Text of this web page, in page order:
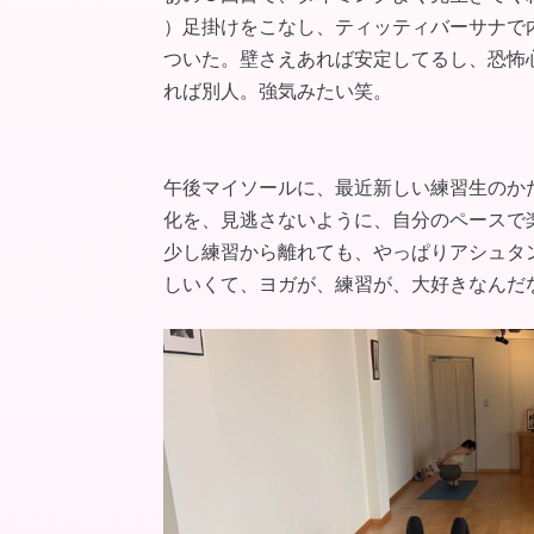
）足掛けをこなし、ティッティバーサナ
ついた。壁さえあれば安定してるし、恐
れば別人。強気みたい笑。
午後マイソールに、最近新しい練習生の
化を、見逃さないように、自分のペースで
少し練習から離れても、やっぱりアシュ
しいくて、ヨガが、練習が、大好きなん